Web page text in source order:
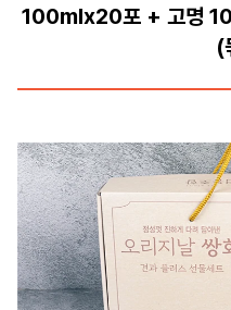
100mlx20포 + 고명
(